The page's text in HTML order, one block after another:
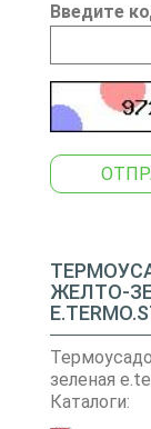
Введите
ЖЕЛТО-
зеленая
Каталоги: